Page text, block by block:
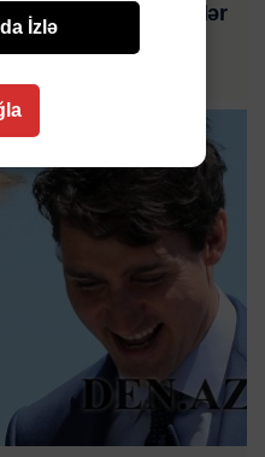
tətbiq edəcəyi tariflər
İzlə